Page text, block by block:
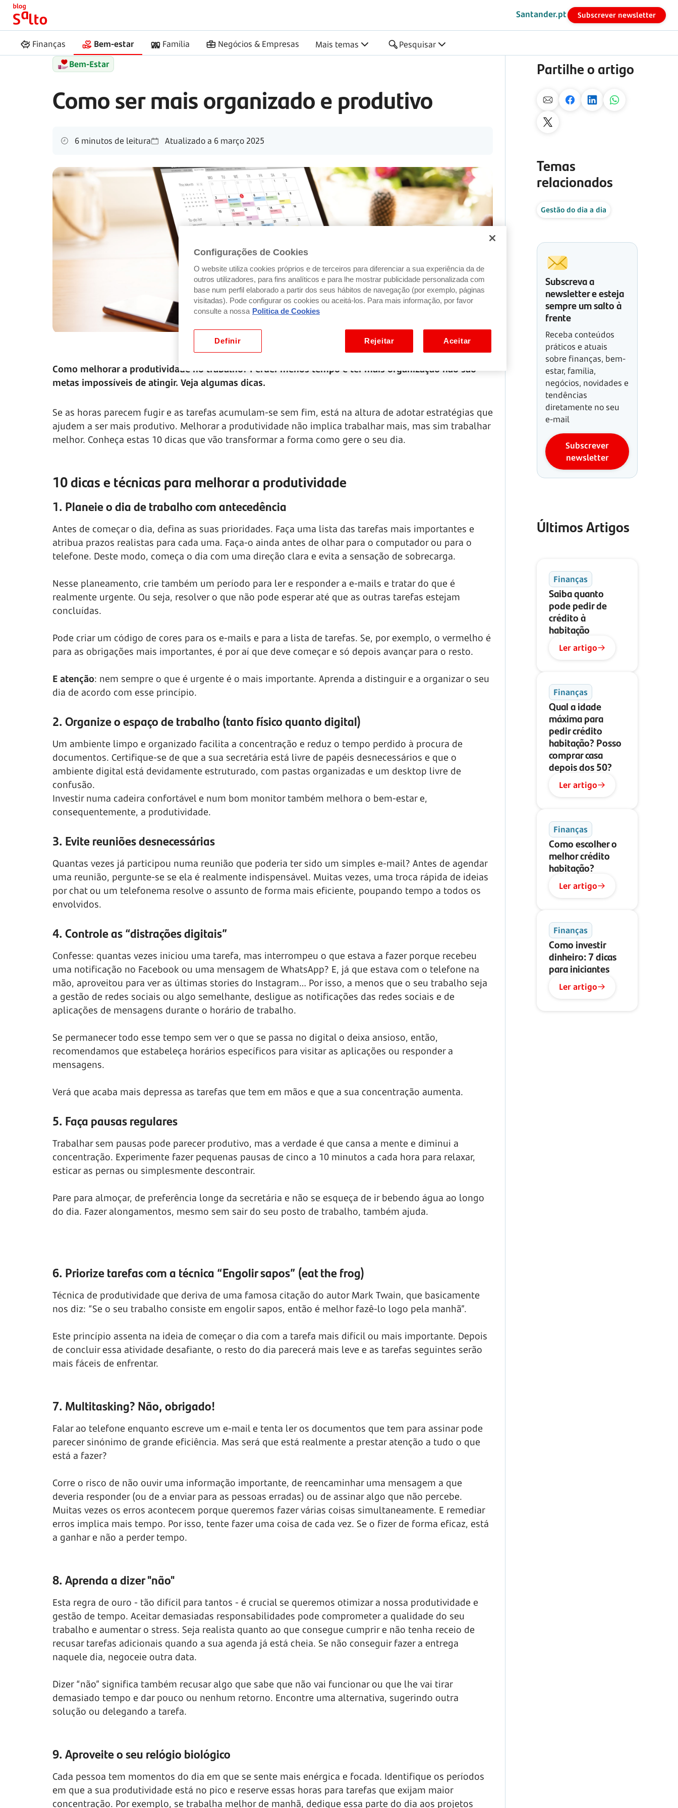
Santander.pt Subscrever newsletter
Finanças Bem-estar Família Negócios & Empresas Mais temas Pesquisar
Início
Bem-Estar
Como ser mais organizado e produtivo
6 minutos de leitura Atualizado a 6 março 2025
Como melhorar a produtividade no trabalho? Perder menos tempo e ter mais organização não são
metas impossíveis de atingir. Veja algumas dicas.
Se as horas parecem fugir e as tarefas acumulam-se sem fim, está na altura de adotar estratégias que
ajudem a ser mais produtivo. Melhorar a produtividade não implica trabalhar mais, mas sim trabalhar
melhor. Conheça estas 10 dicas que vão transformar a forma como gere o seu dia.
10 dicas e técnicas para melhorar a produtividade
1. Planeie o dia de trabalho com antecedência
Antes de começar o dia, defina as suas prioridades. Faça uma lista das tarefas mais importantes e
atribua prazos realistas para cada uma. Faça-o ainda antes de olhar para o computador ou para o
telefone. Deste modo, começa o dia com uma direção clara e evita a sensação de sobrecarga.
Nesse planeamento, crie também um período para ler e responder a e-mails e tratar do que é
realmente urgente. Ou seja, resolver o que não pode esperar até que as outras tarefas estejam
concluídas.
Pode criar um código de cores para os e-mails e para a lista de tarefas. Se, por exemplo, o vermelho é
para as obrigações mais importantes, é por aí que deve começar e só depois avançar para o resto.
E atenção: nem sempre o que é urgente é o mais importante. Aprenda a distinguir e a organizar o seu
dia de acordo com esse princípio.
2. Organize o espaço de trabalho (tanto físico quanto digital)
Um ambiente limpo e organizado facilita a concentração e reduz o tempo perdido à procura de
documentos. Certifique-se de que a sua secretária está livre de papéis desnecessários e que o
ambiente digital está devidamente estruturado, com pastas organizadas e um desktop livre de
confusão.
Investir numa cadeira confortável e num bom monitor também melhora o bem-estar e,
consequentemente, a produtividade.
3. Evite reuniões desnecessárias
Quantas vezes já participou numa reunião que poderia ter sido um simples e-mail? Antes de agendar
uma reunião, pergunte-se se ela é realmente indispensável. Muitas vezes, uma troca rápida de ideias
por chat ou um telefonema resolve o assunto de forma mais eficiente, poupando tempo a todos os
envolvidos.
4. Controle as “distrações digitais”
Confesse: quantas vezes iniciou uma tarefa, mas interrompeu o que estava a fazer porque recebeu
uma notificação no Facebook ou uma mensagem de WhatsApp? E, já que estava com o telefone na
mão, aproveitou para ver as últimas stories do Instagram… Por isso, a menos que o seu trabalho seja
a gestão de redes sociais ou algo semelhante, desligue as notificações das redes sociais e de
aplicações de mensagens durante o horário de trabalho.
Se permanecer todo esse tempo sem ver o que se passa no digital o deixa ansioso, então,
recomendamos que estabeleça horários específicos para visitar as aplicações ou responder a
mensagens.
Verá que acaba mais depressa as tarefas que tem em mãos e que a sua concentração aumenta.
5. Faça pausas regulares
Trabalhar sem pausas pode parecer produtivo, mas a verdade é que cansa a mente e diminui a
concentração. Experimente fazer pequenas pausas de cinco a 10 minutos a cada hora para relaxar,
esticar as pernas ou simplesmente descontrair.
Pare para almoçar, de preferência longe da secretária e não se esqueça de ir bebendo água ao longo
do dia. Fazer alongamentos, mesmo sem sair do seu posto de trabalho, também ajuda.
6. Priorize tarefas com a técnica “Engolir sapos” (eat the frog)
Técnica de produtividade que deriva de uma famosa citação do autor Mark Twain, que basicamente
nos diz: “Se o seu trabalho consiste em engolir sapos, então é melhor fazê-lo logo pela manhã”.
Este princípio assenta na ideia de começar o dia com a tarefa mais difícil ou mais importante. Depois
de concluir essa atividade desafiante, o resto do dia parecerá mais leve e as tarefas seguintes serão
mais fáceis de enfrentar.
7. Multitasking? Não, obrigado!
Falar ao telefone enquanto escreve um e-mail e tenta ler os documentos que tem para assinar pode
parecer sinónimo de grande eficiência. Mas será que está realmente a prestar atenção a tudo o que
está a fazer?
Corre o risco de não ouvir uma informação importante, de reencaminhar uma mensagem a que
deveria responder (ou de a enviar para as pessoas erradas) ou de assinar algo que não percebe.
Muitas vezes os erros acontecem porque queremos fazer várias coisas simultaneamente. E remediar
erros implica mais tempo. Por isso, tente fazer uma coisa de cada vez. Se o fizer de forma eficaz, está
a ganhar e não a perder tempo.
8. Aprenda a dizer "não"
Esta regra de ouro - tão difícil para tantos - é crucial se queremos otimizar a nossa produtividade e
gestão de tempo. Aceitar demasiadas responsabilidades pode comprometer a qualidade do seu
trabalho e aumentar o stress. Seja realista quanto ao que consegue cumprir e não tenha receio de
recusar tarefas adicionais quando a sua agenda já está cheia. Se não conseguir fazer a entrega
naquele dia, negoceie outra data.
Dizer “não” significa também recusar algo que sabe que não vai funcionar ou que lhe vai tirar
demasiado tempo e dar pouco ou nenhum retorno. Encontre uma alternativa, sugerindo outra
solução ou delegando a tarefa.
9. Aproveite o seu relógio biológico
Cada pessoa tem momentos do dia em que se sente mais enérgica e focada. Identifique os períodos
em que a sua produtividade está no pico e reserve essas horas para tarefas que exijam maior
concentração. Por exemplo, se trabalha melhor de manhã, dedique essa parte do dia aos projetos
Partilhe o artigo
Temas
relacionados
Gestão do dia a dia
Subscreva a
newsletter e esteja
sempre um salto à
frente
Receba conteúdos
práticos e atuais
sobre finanças, bem-
estar, família,
negócios, novidades e
tendências
diretamente no seu
e-mail
Subscrever
newsletter
Últimos Artigos
Finanças
Saiba quanto
pode pedir de
crédito à
habitação
Ler artigo
Finanças
Qual a idade
máxima para
pedir crédito
habitação? Posso
comprar casa
depois dos 50?
Ler artigo
Finanças
Como escolher o
melhor crédito
habitação?
Ler artigo
Finanças
Como investir
dinheiro: 7 dicas
para iniciantes
Ler artigo
Configurações de Cookies
O website utiliza cookies próprios e de terceiros para diferenciar a sua experiência da de
outros utilizadores, para fins analíticos e para lhe mostrar publicidade personalizada com
base num perfil elaborado a partir dos seus hábitos de navegação (por exemplo, páginas
visitadas). Pode configurar os cookies ou aceitá-los. Para mais informação, por favor
consulte a nossa Politica de Cookies
Definir Rejeitar Aceitar